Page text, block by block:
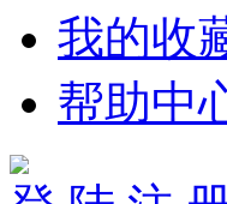
我的收
帮助中